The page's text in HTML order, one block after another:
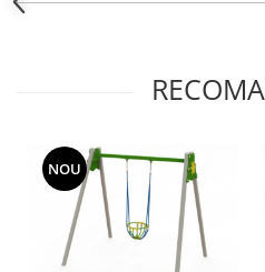
Cosuri de gunoi
NOU